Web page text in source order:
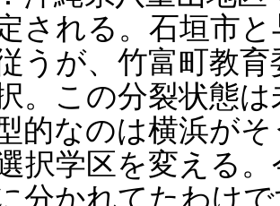
される。石垣市
うが、竹富町教
。この分裂状態
的なのは横浜がそ
択学区を変える
分かれてたわけ